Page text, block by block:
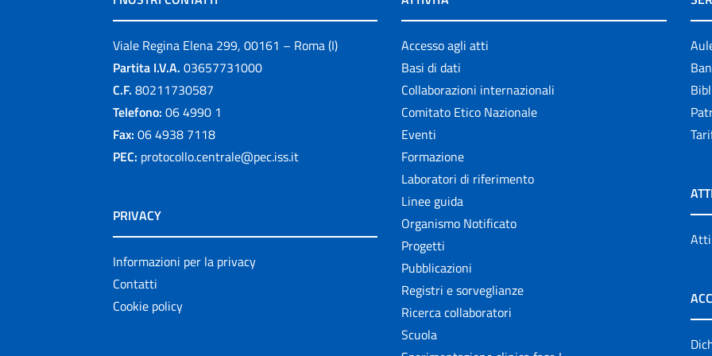
Viale Regina Elena 299, 00161 – Roma (I)
Partita I.V.A. 03657731000
C.F. 80211730587
Telefono: 06 4990 1
Fax: 06 4938 7118
PEC: protocollo.centrale@pec.iss.it
PRIVACY
Informazioni per la privacy
Contatti
Cookie policy
Accesso agli atti
Basi di dati
Collaborazioni internazionali
Comitato Etico Nazionale
Eventi
Formazione
Laboratori di riferimento
Linee guida
Organismo Notificato
Progetti
Pubblicazioni
Registri e sorveglianze
Ricerca collaboratori
Scuola
Atti